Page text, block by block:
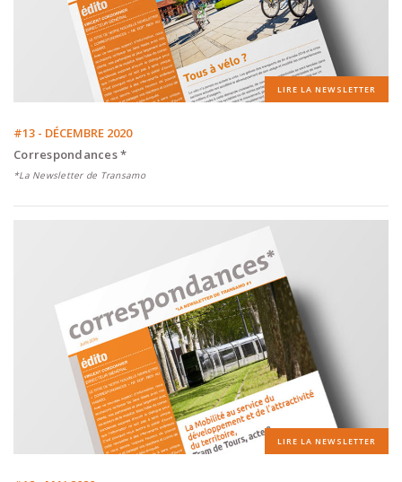
LIRE LA NEWSLETTER
#13 - DÉCEMBRE 2020
Correspondances *
*La Newsletter de Transamo
LIRE LA NEWSLETTER